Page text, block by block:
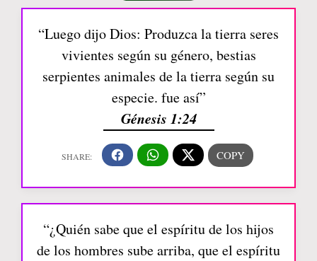
“Luego dijo Dios: Produzca la tierra seres
vivientes según su género, bestias
serpientes animales de la tierra según su
especie. fue así”
Génesis 1:24
“¿Quién sabe que el espíritu de los hijos
de los hombres sube arriba, que el espíritu